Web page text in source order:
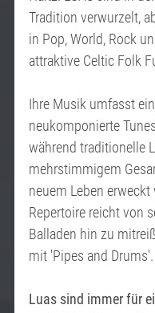
Tradition verwurzelt,
in Pop, World, Rock
attraktive Celtic Folk
Ihre Musik umfasst
neukomponierte
während traditionelle
mehrstimmigem
neuem Leben
Repertoire reicht von
Balladen hin zu
mit 'Pipes and Drums'.
Luas sind immer für